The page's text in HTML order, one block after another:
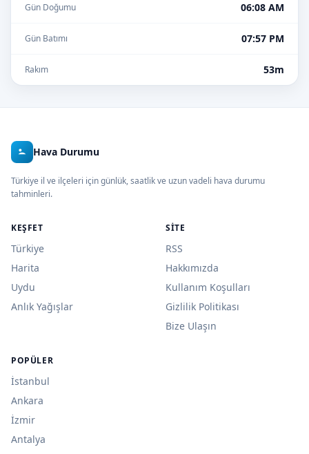
Gün Doğumu 06:08 AM
Gün Batımı 07:57 PM
Rakım 53m
Hava Durumu
Türkiye il ve ilçeleri için günlük, saatlik ve uzun vadeli hava durumu
tahminleri.
KEŞFET
Türkiye
Harita
Uydu
Anlık Yağışlar
SITE
RSS
Hakkımızda
Kullanım Koşulları
Gizlilik Politikası
Bize Ulaşın
POPÜLER
İstanbul
Ankara
İzmir
Antalya